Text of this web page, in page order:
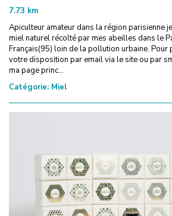
7.73 km
Apiculteur amateur dans la région parisienne
miel naturel récolté par mes abeilles dans le
Français(95) loin de la pollution urbaine. Pour
votre disposition par email via le site ou par
ma page princ...
Catégorie: Miel